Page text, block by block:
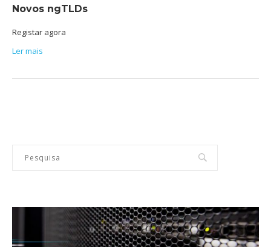
Novos ngTLDs
Registar agora
Ler mais